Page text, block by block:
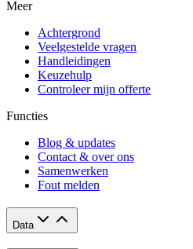
Meer
Achtergrond
Veelgestelde vragen
Handleidingen
Keuzehulp
Controleer mijn offerte
Functies
Blog & updates
Contact & over ons
Samenwerken
Fout melden
Data